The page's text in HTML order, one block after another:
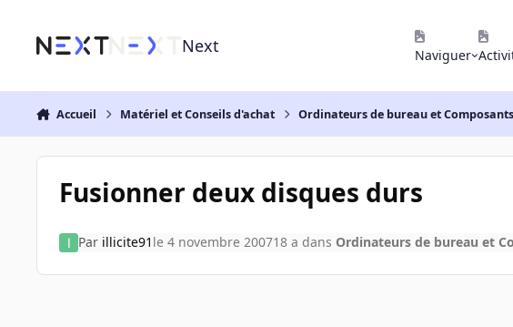
Next Naviguer
Accueil Matériel et Conseils d'achat Ordinateurs de bureau et Composants
Fusionner deux disques durs
Par illicite91 le 4 novembre 200718 a dans Ordinateurs de bureau et